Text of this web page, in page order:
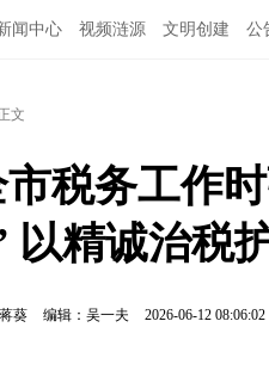
闻中心 视频涟源 文明创建 公
文
税务工作
以精诚治税
葵 编辑：吴一夫 2026-06-12 08:06:02